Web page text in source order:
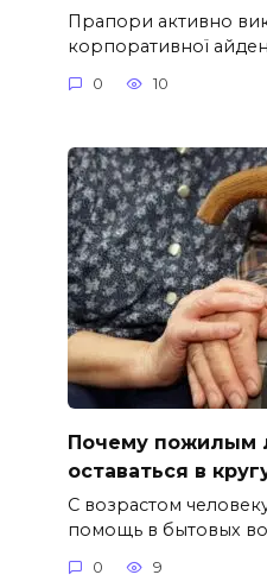
Прапори активно
корпоративної
0 10
Почему пожилым
оставаться в
С возрастом
помощь в бытовых
0 9